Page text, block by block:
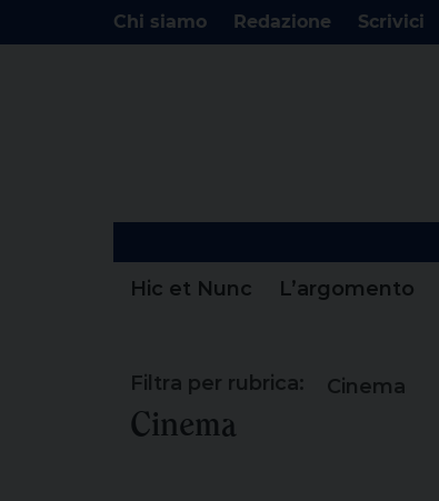
Chi siamo Redazione Scrivici
Hic et Nunc L’argomento
Filtra per rubrica:
Cinema